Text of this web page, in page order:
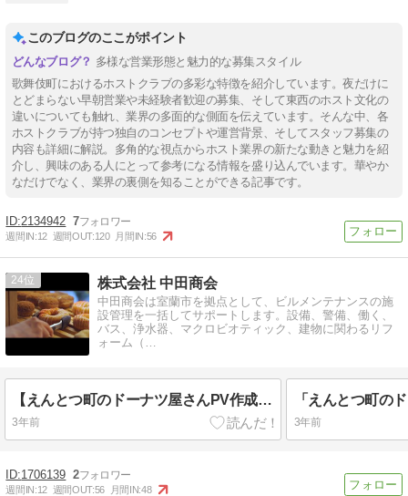
このブログのここがポイント
多様な営業形態と魅力的な募集スタイル
歌舞伎町におけるホストクラブの多彩な特徴を紹介しています。夜だけに
とどまらない早朝営業や未経験者歓迎の募集、そして東西のホスト文化の
違いについても触れ、業界の多面的な側面を伝えています。そんな中、各
ホストクラブが持つ独自のコンセプトや運営背景、そしてスタッフ募集の
内容も詳細に解説。多角的な視点からホスト業界の新たな動きと魅力を紹
介し、興味のある人にとって参考になる情報を盛り込んでいます。華やか
なだけでなく、業界の裏側を知ることができる記事です。
2134942 7
週間IN:12 週間OUT:120 月間IN:56
24 株式会社 中田商会
中田商会は室蘭市を拠点として、ビルメンテナンスの施
設管理を一括してサポートします。設備、警備、働く、
バス、浄水器、マクロビオティック、建物に関わるリフ
ォーム（…
【えんとつ町のドーナツ屋さんPV作成しました】
3年前 3年前
1706139 2
週間IN:12 週間OUT:56 月間IN:48